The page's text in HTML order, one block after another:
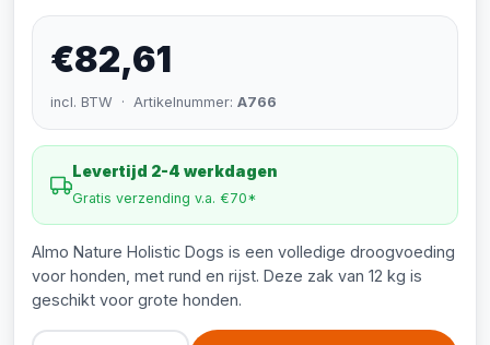
€82,61
incl. BTW · Artikelnummer: A766
Levertijd 2-4 werkdagen
Gratis verzending v.a. €70*
Almo Nature Holistic Dogs is een volledige droogvoeding
voor honden, met rund en rijst. Deze zak van 12 kg is
geschikt voor grote honden.